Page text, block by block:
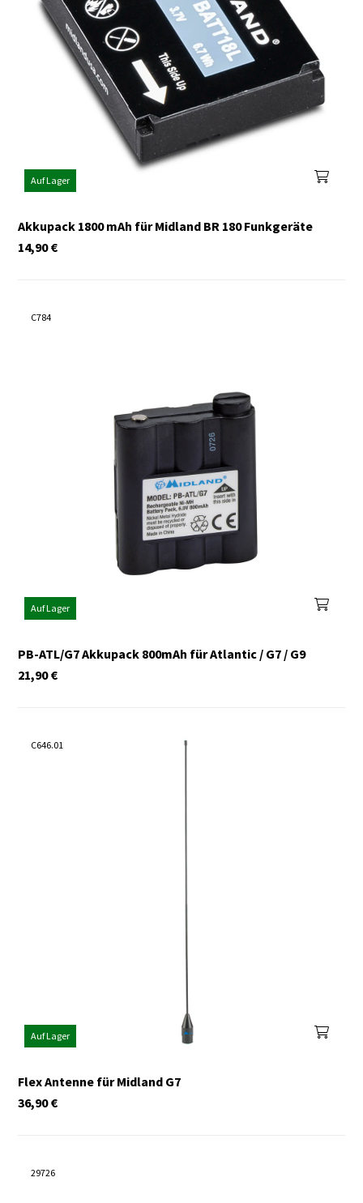
Auf Lager
Akkupack 1800 mAh für Midland BR 180 Funkgeräte
€
14,90
C784
Auf Lager
PB-ATL/G7 Akkupack 800mAh für Atlantic / G7 / G9
€
21,90
C646.01
Auf Lager
Flex Antenne für Midland G7
€
36,90
29726